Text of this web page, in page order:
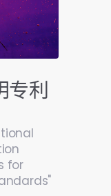
专利
for